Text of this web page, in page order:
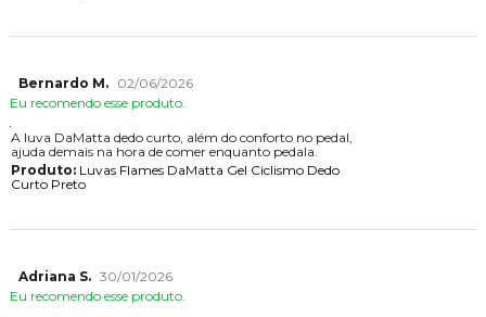
Bernardo M.
02/06/2026
Eu recomendo esse produto.
A luva DaMatta dedo curto, além do conforto no pedal,
ajuda demais na hora de comer enquanto pedala.
Produto:Luvas Flames DaMatta Gel Ciclismo Dedo
Curto Preto
Adriana S. 30/01/2026
Eu recomendo esse produto.